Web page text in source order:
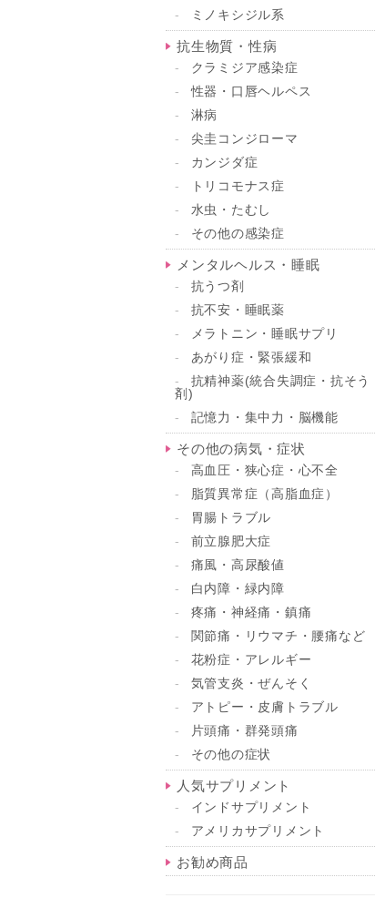
ミノキシジル系
抗生物質・性病
クラミジア感染症
性器・口唇ヘルペス
淋病
尖圭コンジローマ
カンジダ症
トリコモナス症
水虫・たむし
その他の感染症
メンタルヘルス・睡眠
抗うつ剤
抗不安・睡眠薬
メラトニン・睡眠サプリ
あがり症・緊張緩和
抗精神薬(統合失調症・抗そう
剤)
記憶力・集中力・脳機能
その他の病気・症状
高血圧・狭心症・心不全
脂質異常症（高脂血症）
胃腸トラブル
前立腺肥大症
痛風・高尿酸値
白内障・緑内障
疼痛・神経痛・鎮痛
関節痛・リウマチ・腰痛など
花粉症・アレルギー
気管支炎・ぜんそく
アトピー・皮膚トラブル
片頭痛・群発頭痛
その他の症状
人気サプリメント
インドサプリメント
アメリカサプリメント
お勧め商品